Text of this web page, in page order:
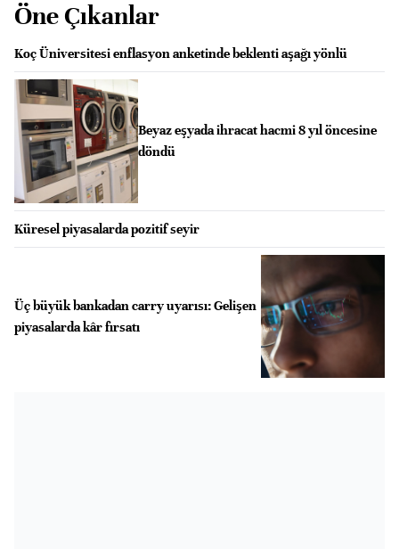
Öne Çıkanlar
Koç Üniversitesi enflasyon anketinde beklenti aşağı yönlü
Beyaz eşyada ihracat hacmi 8 yıl öncesine
döndü
Küresel piyasalarda pozitif seyir
Üç büyük bankadan carry uyarısı: Gelişen
piyasalarda kâr fırsatı